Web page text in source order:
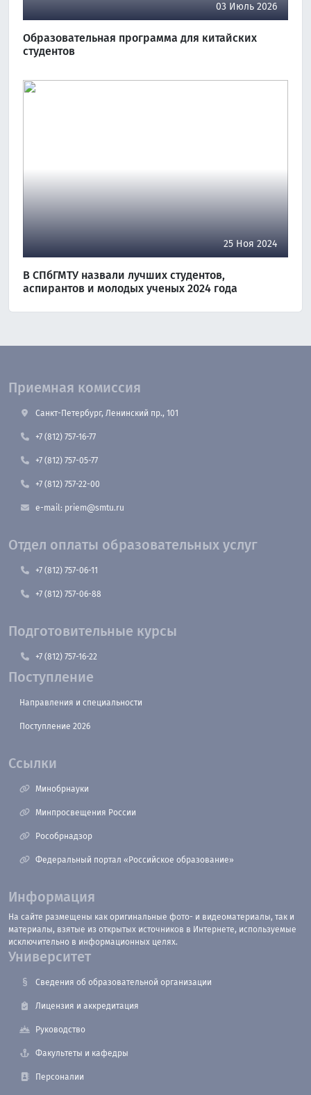
03 Июль 2026
Образовательная программа для китайских
студентов
25 Ноя 2024
В СПбГМТУ назвали лучших студентов,
аспирантов и молодых ученых 2024 года
Приемная комиссия
Санкт-Петербург, Ленинский пр., 101
+7 (812) 757-16-77
+7 (812) 757-05-77
+7 (812) 757-22-00
e-mail: priem@smtu.ru
Отдел оплаты образовательных услуг
+7 (812) 757-06-11
+7 (812) 757-06-88
Подготовительные курсы
+7 (812) 757-16-22
Поступление
Направления и специальности
Поступление 2026
Ссылки
Минобрнауки
Минпросвещения России
Рособрнадзор
Федеральный портал «Российское образование»
Информация
На сайте размещены как оригинальные фото- и видеоматериалы, так и
материалы, взятые из открытых источников в Интернете, используемые
исключительно в информационных целях.
Университет
Сведения об образовательной организации
Лицензия и аккредитация
Руководство
Факультеты и кафедры
Персоналии